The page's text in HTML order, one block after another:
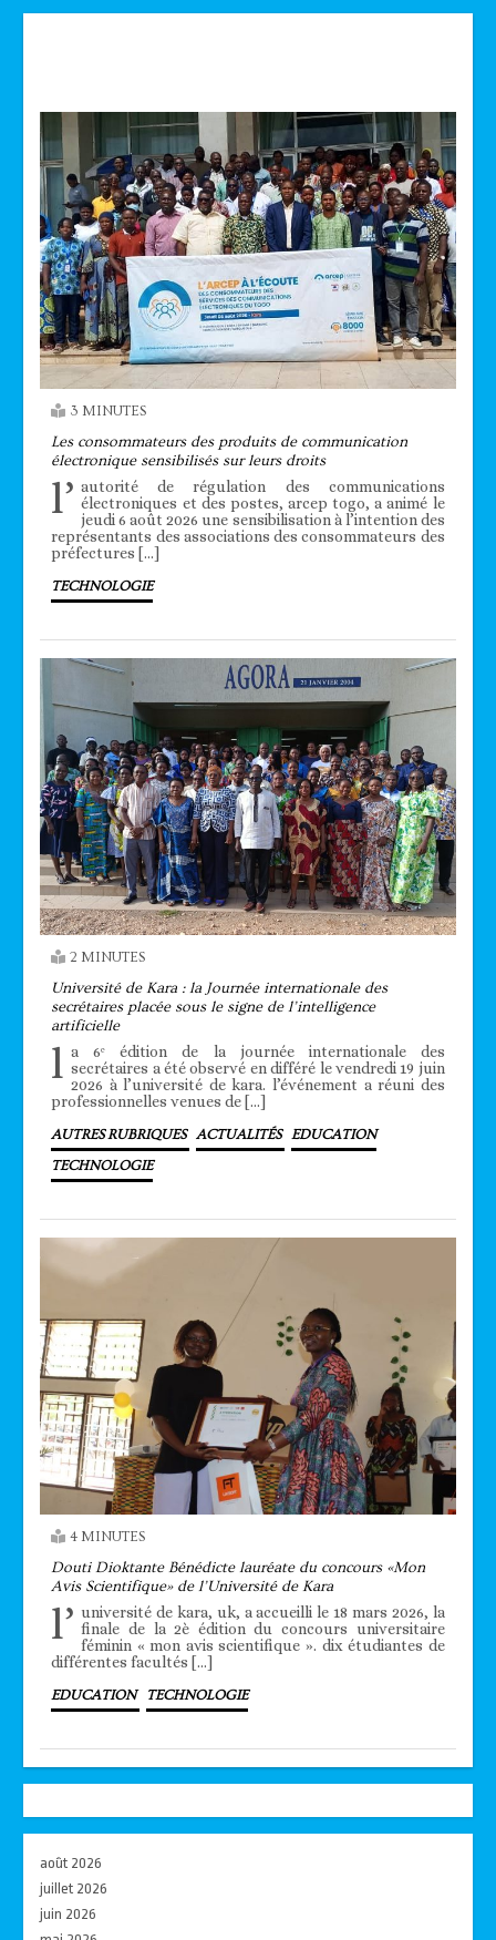
3 MINUTES
Les consommateurs des produits de communication
électronique sensibilisés sur leurs droits
l’ autorité de régulation des communications
électroniques et des postes, arcep togo, a animé le
jeudi 6 août 2026 une sensibilisation à l’intention des
représentants des associations des consommateurs des
préfectures […]
TECHNOLOGIE
2 MINUTES
Université de Kara : la Journée internationale des
secrétaires placée sous le signe de l’intelligence
artificielle
l a 6ᵉ édition de la journée internationale des
secrétaires a été observé en différé le vendredi 19 juin
2026 à l’université de kara. l’événement a réuni des
professionnelles venues de […]
AUTRES RUBRIQUES ACTUALITÉS EDUCATION
TECHNOLOGIE
4 MINUTES
Douti Dioktante Bénédicte lauréate du concours «Mon
Avis Scientifique» de l’Université de Kara
l’ université de kara, uk, a accueilli le 18 mars 2026, la
finale de la 2è édition du concours universitaire
féminin « mon avis scientifique ». dix étudiantes de
différentes facultés […]
EDUCATION TECHNOLOGIE
août 2026
juillet 2026
juin 2026